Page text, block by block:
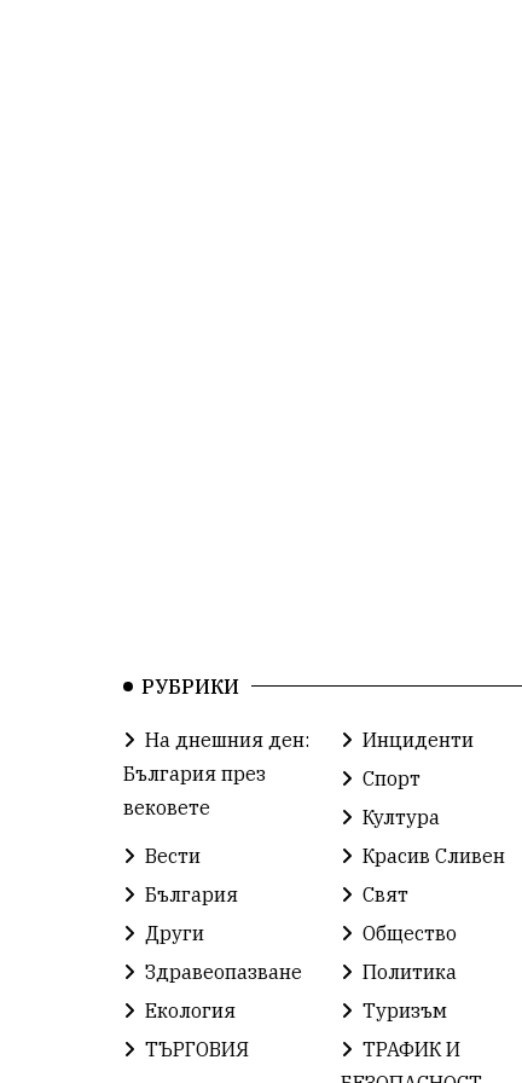
РУБРИКИ
На днешния ден:
България през
вековете
Инциденти
Спорт
Култура
Вести
Красив Сливен
България
Свят
Други
Общество
Здравеопазване
Политика
Екология
Туризъм
ТЪРГОВИЯ
ТРАФИК И